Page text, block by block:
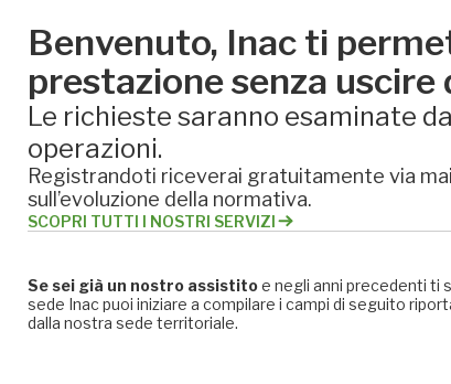
Benvenuto, Inac ti
prestazione senza uscire
Le richieste saranno esaminate
operazioni.
Registrandoti riceverai gratuitamente via
sull’evoluzione della normativa.
SCOPRI TUTTI I NOSTRI SERVIZI
Se sei già un nostro assistitoe negli anni precedenti ti
sede Inac puoi iniziare a compilare i campi di seguito
dalla nostra sede territoriale.